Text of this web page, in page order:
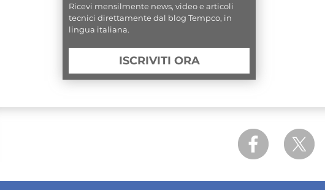
Ricevi mensilmente news, video e articoli
tecnici direttamente dal blog Tempco, in
lingua italiana.
ISCRIVITI ORA